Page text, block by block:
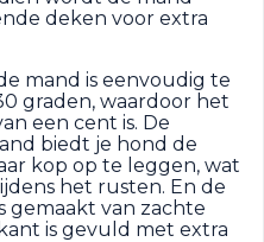
deken voor extra
mand is eenvoudig te
graden, waardoor het
een cent is. De
biedt je hond de
kop op te leggen, wat
het rusten. En de
gemaakt van zachte
is gevuld met extra